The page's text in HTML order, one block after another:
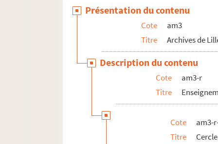
Présentation du contenu
Cote
am3
Titre
Archives de
Description du contenu
Cote
am3-r
Titre
Cote
am3-
Titre